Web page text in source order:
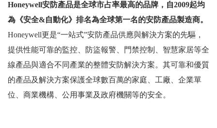
Honeywell安防產品是全球市占率最高的品牌，自2009起均
為《安全&自動化》排名為全球第一名的安防產品製造商。
Honeywell更是“一站式”安防產品供應與解決方案的先驅，
提供性能可靠的監控、防盜報警、門禁控制、智慧家居等全
線產品與適合不同產業的整體安防解決方案。其可靠和優質
的產品及解決方案保護全球數百萬的家庭、工廠、企業單
位、商業機構、公用事業及政府機關等的安全。